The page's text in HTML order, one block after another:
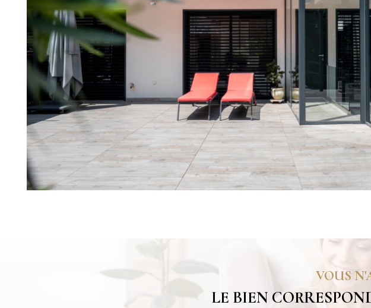
VOUS
LE BIEN